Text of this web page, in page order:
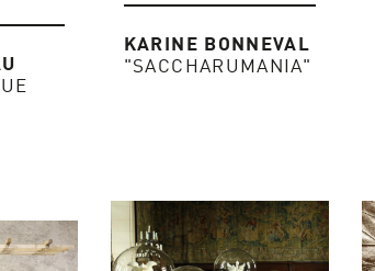
KARINE BONNEVAL
"SACCHARUMANIA"